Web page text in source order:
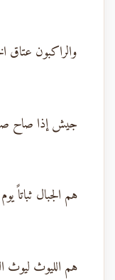
والراكبون عتاق
جيش إذا صاح
هم الجبال ثباتاً
هم الليوث ليوث